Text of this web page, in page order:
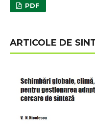
PDF
ARTICOLE DE